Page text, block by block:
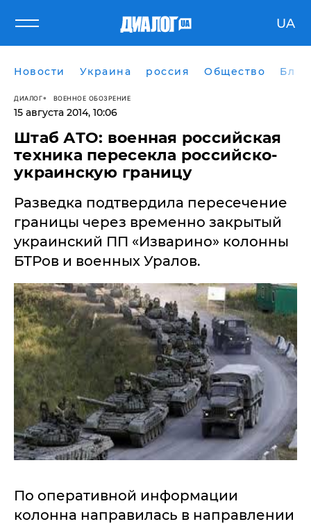
UA
Новости Украина россия Общество
ДИАЛОГ ВОЕННОЕ ОБОЗРЕНИЕ
15 августа 2014, 10:06
Штаб АТО: военная российская
техника пересекла российско-
украинскую границу
Разведка подтвердила пересечение
границы через временно закрытый
украинский ПП «Изварино» колонны
БТРов и военных Уралов.
По оперативной информации
колонна направилась в направлении